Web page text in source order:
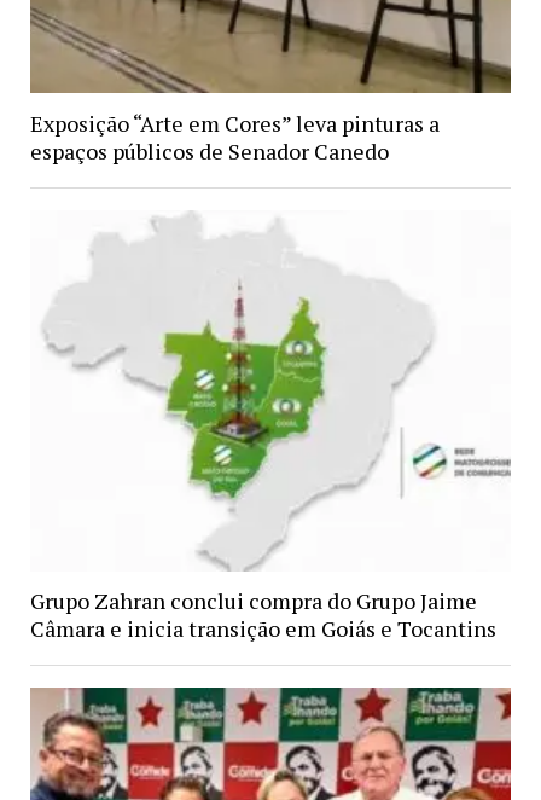
Exposição “Arte em Cores” leva pinturas a
espaços públicos de Senador Canedo
Grupo Zahran conclui compra do Grupo Jaime
Câmara e inicia transição em Goiás e Tocantins